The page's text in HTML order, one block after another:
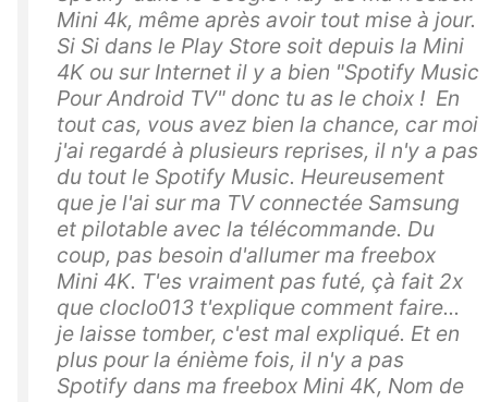
Mini 4k, même après avoir tout mise à jour.
Si Si dans le Play Store soit depuis la Mini
4K ou sur Internet il y a bien "Spotify Music
Pour Android TV" donc tu as le choix ! En
tout cas, vous avez bien la chance, car moi
j'ai regardé à plusieurs reprises, il n'y a pas
du tout le Spotify Music. Heureusement
que je l'ai sur ma TV connectée Samsung
et pilotable avec la télécommande. Du
coup, pas besoin d'allumer ma freebox
Mini 4K. T'es vraiment pas futé, çà fait 2x
que cloclo013 t'explique comment faire...
je laisse tomber, c'est mal expliqué. Et en
plus pour la énième fois, il n'y a pas
Spotify dans ma freebox Mini 4K, Nom de